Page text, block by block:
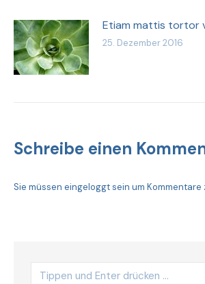
Etiam mattis tortor
25. Dezember 2016
Schreibe einen
Sie müssen eingeloggt sein um Kommentare